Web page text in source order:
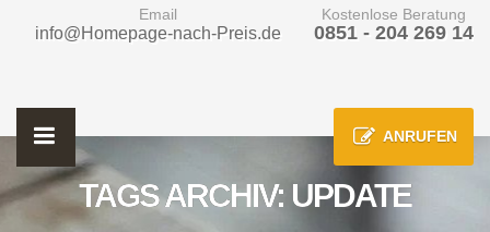
Email
info@Homepage-nach-Preis.de
Kostenlose Beratung
0851 - 204 269 14
ANRUFEN
TAGS ARCHIV: UPDATE